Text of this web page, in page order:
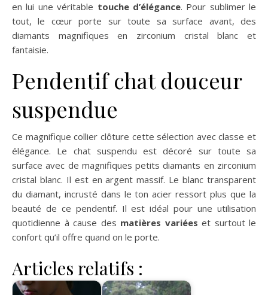
en lui une véritable touche d’élégance. Pour sublimer le
tout, le cœur porte sur toute sa surface avant, des
diamants magnifiques en zirconium cristal blanc et
fantaisie.
Pendentif chat douceur
suspendue
Ce magnifique collier clôture cette sélection avec classe et
élégance. Le chat suspendu est décoré sur toute sa
surface avec de magnifiques petits diamants en zirconium
cristal blanc. Il est en argent massif. Le blanc transparent
du diamant, incrusté dans le ton acier ressort plus que la
beauté de ce pendentif. Il est idéal pour une utilisation
quotidienne à cause des matières variées et surtout le
confort qu’il offre quand on le porte.
Articles relatifs :